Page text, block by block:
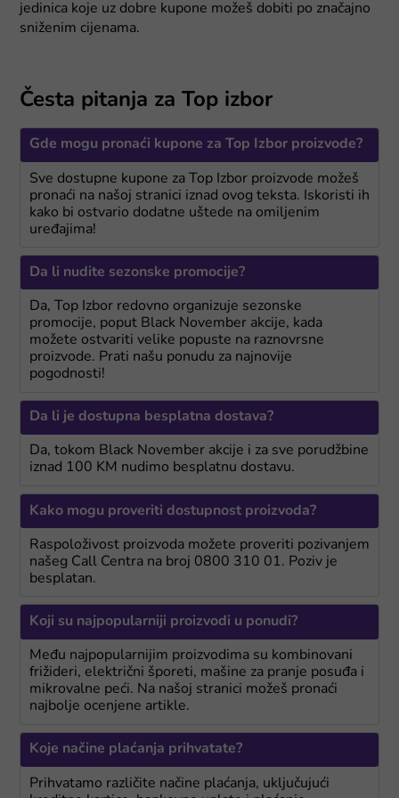
jedinica koje uz dobre kupone možeš dobiti po značajno
sniženim cijenama.
Česta pitanja za Top izbor
Gde mogu pronaći kupone za Top Izbor proizvode?
Sve dostupne kupone za Top Izbor proizvode možeš
pronaći na našoj stranici iznad ovog teksta. Iskoristi ih
kako bi ostvario dodatne uštede na omiljenim
uređajima!
Da li nudite sezonske promocije?
Da, Top Izbor redovno organizuje sezonske
promocije, poput Black November akcije, kada
možete ostvariti velike popuste na raznovrsne
proizvode. Prati našu ponudu za najnovije
pogodnosti!
Da li je dostupna besplatna dostava?
Da, tokom Black November akcije i za sve porudžbine
iznad 100 KM nudimo besplatnu dostavu.
Kako mogu proveriti dostupnost proizvoda?
Raspoloživost proizvoda možete proveriti pozivanjem
našeg Call Centra na broj 0800 310 01. Poziv je
besplatan.
Koji su najpopularniji proizvodi u ponudi?
Među najpopularnijim proizvodima su kombinovani
frižideri, električni šporeti, mašine za pranje posuđa i
mikrovalne peći. Na našoj stranici možeš pronaći
najbolje ocenjene artikle.
Koje načine plaćanja prihvatate?
Prihvatamo različite načine plaćanja, uključujući